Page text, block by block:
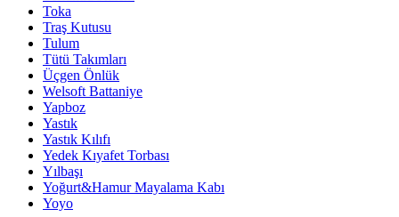
Toka
Traş Kutusu
Tulum
Tütü Takımları
Üçgen Önlük
Welsoft Battaniye
Yapboz
Yastık
Yastık Kılıfı
Yedek Kıyafet Torbası
Yılbaşı
Yoğurt&Hamur Mayalama Kabı
Yoyo